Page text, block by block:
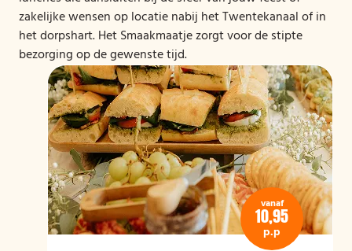
zakelijke wensen op locatie nabij het Twentekanaal of in
het dorpshart. Het Smaakmaatje zorgt voor de stipte
bezorging op de gewenste tijd.
vanaf
10,95
p.p